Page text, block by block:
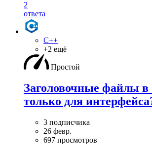
2
ответа
C++
+2 ещё
Простой
Заголовочные файлы
только для
3 подписчика
26 февр.
697 просмотров